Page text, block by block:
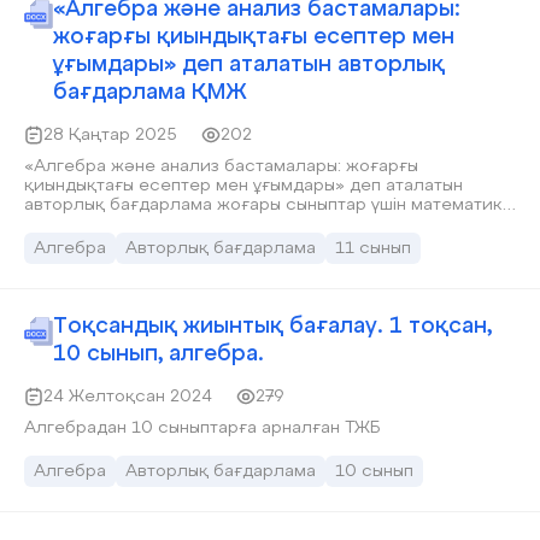
беретін мектеп оқушыларына арналған.
«Алгебра және анализ бастамалары:
жоғарғы қиындықтағы есептер мен
ұғымдары» деп аталатын авторлық
бағдарлама ҚМЖ
28 Қаңтар 2025
202
«Алгебра және анализ бастамалары: жоғарғы
қиындықтағы есептер мен ұғымдары» деп аталатын
авторлық бағдарлама жоғары сыныптар үшін математика
шығару жолдарын меңгерту мақсатында құрылған.
беретін мектеп оқушыларына арналған.
Алгебра Авторлық бағдарлама 11 сынып
Тоқсандық жиынтық бағалау. 1 тоқсан,
10 сынып, алгебра.
24 Желтоқсан 2024
279
Алгебрадан 10 сыныптарға арналған ТЖБ
Алгебра Авторлық бағдарлама 10 сынып